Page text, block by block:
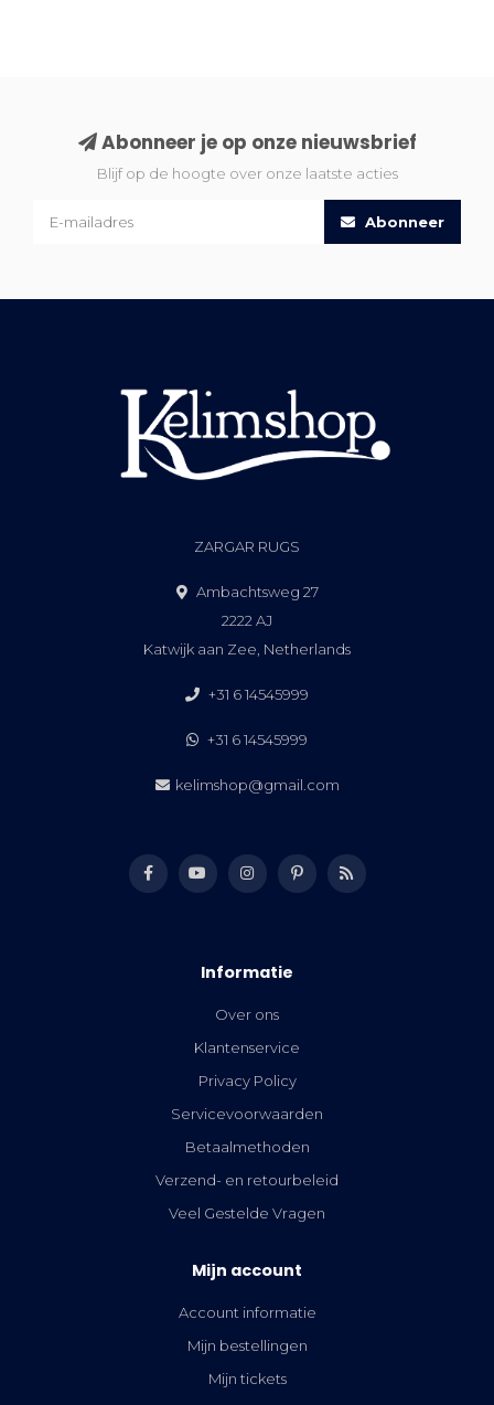
Abonneer je op onze nieuwsbrief
Blijf op de hoogte over onze laatste acties
Abonneer
ZARGAR RUGS
Ambachtsweg 27
2222 AJ
Katwijk aan Zee, Netherlands
+31 6 14545999
+31 6 14545999
kelimshop@gmail.com
Informatie
Over ons
Klantenservice
Privacy Policy
Servicevoorwaarden
Betaalmethoden
Verzend- en retourbeleid
Veel Gestelde Vragen
Mijn account
Account informatie
Mijn bestellingen
Mijn tickets